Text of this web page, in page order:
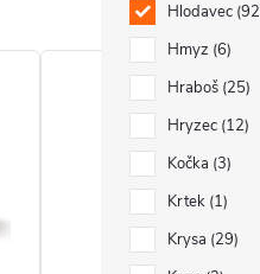
Hlodavec 92
Hmyz 6
Hraboš 25
Hryzec 12
Kočka 3
Krtek 1
Krysa 29